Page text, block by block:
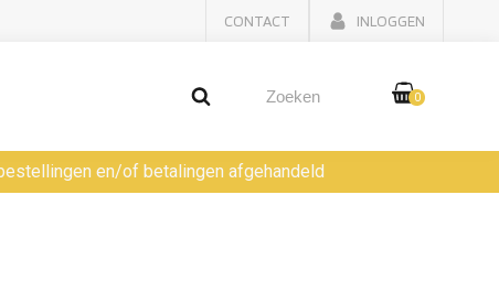
CONTACT INLOGGEN
0
en/of betalingen afgehandeld